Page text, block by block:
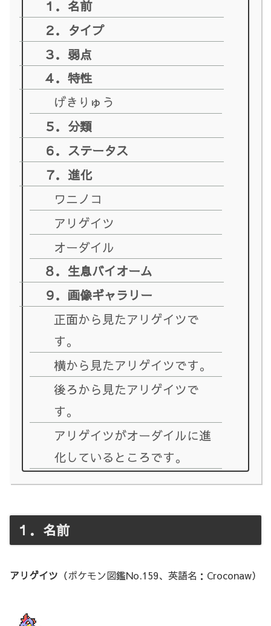
１．名前
２．タイプ
３．弱点
４．特性
げきりゅう
５．分類
６．ステータス
７．進化
ワニノコ
アリゲイツ
オーダイル
８．生息バイオーム
９．画像ギャラリー
正面から見たアリゲイツで
す。
横から見たアリゲイツです。
後ろから見たアリゲイツで
す。
アリゲイツがオーダイルに進
化しているところです。
１．名前
アリゲイツ （ポケモン図鑑No.159、英語名：Croconaw）